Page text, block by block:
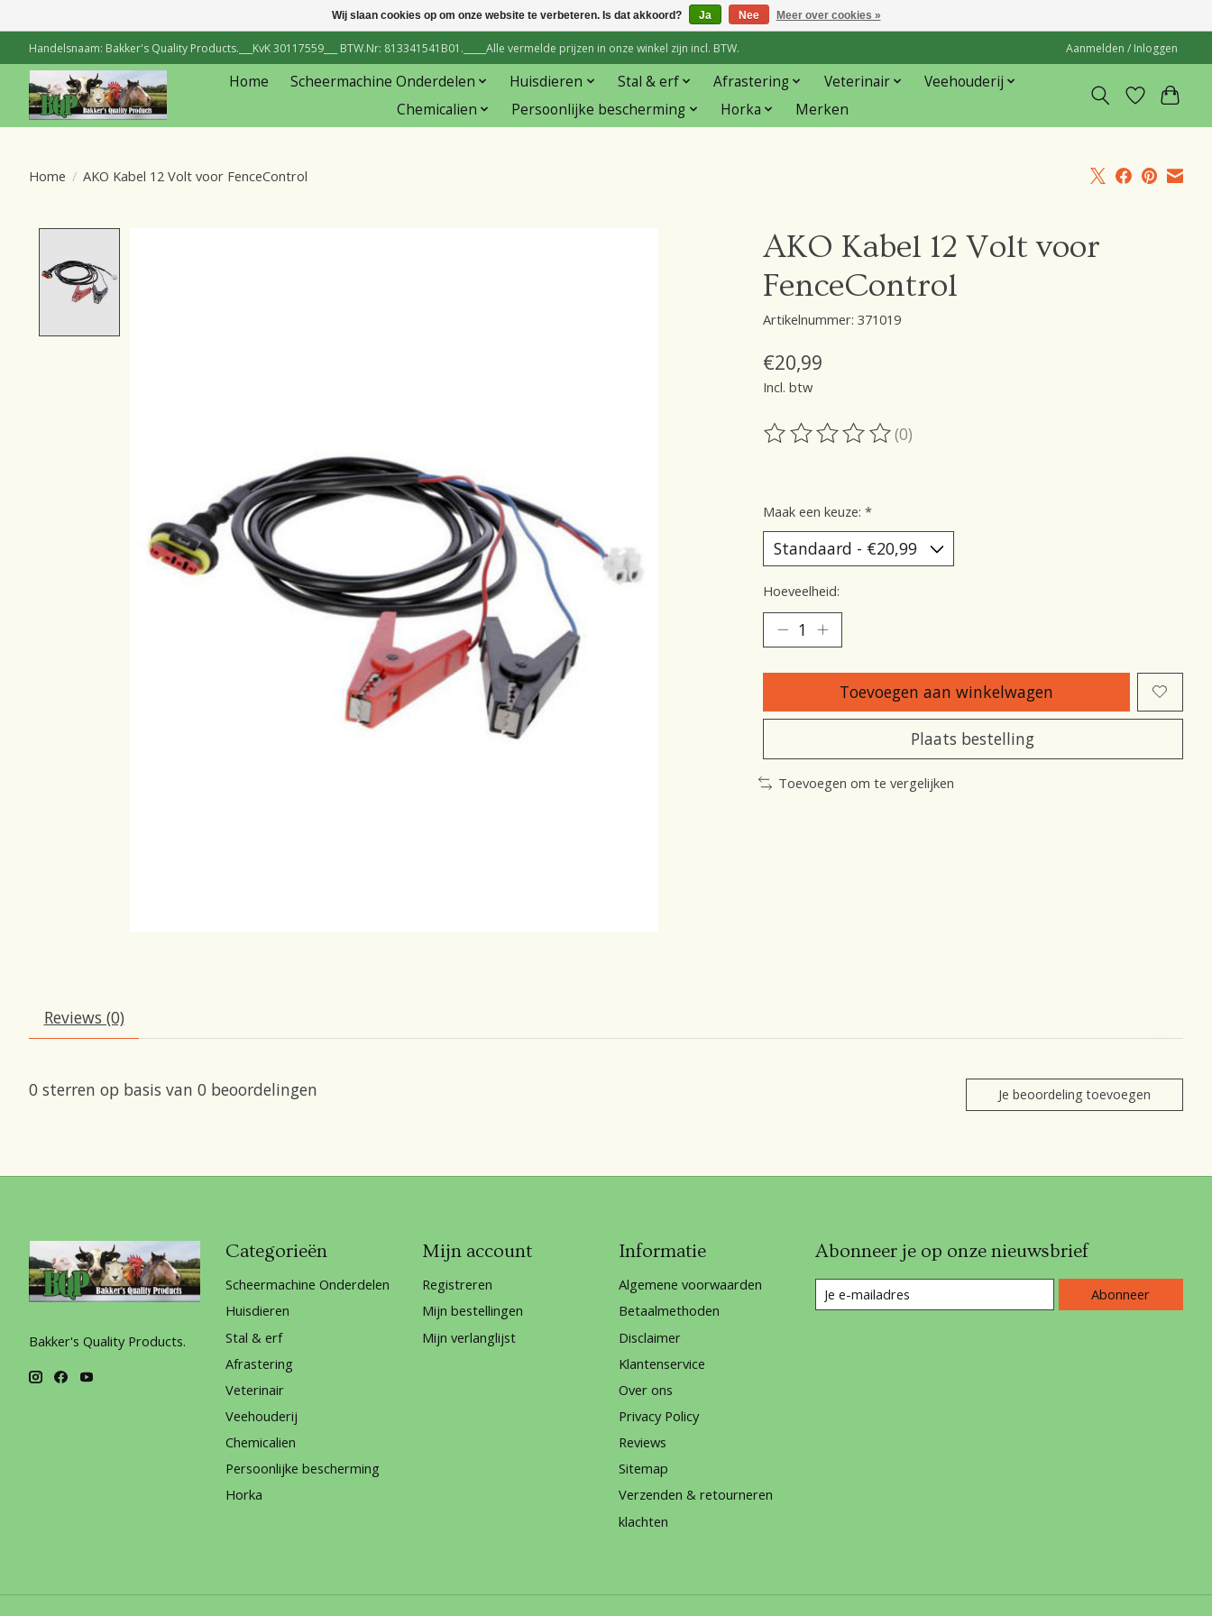
Handelsnaam: Bakker's Quality Products.___KvK 30117559___ BTW.Nr: 813341541B01._____Alle vermelde prijzen in onze winkel zijn incl. BTW. Aanmelden / Inloggen
Home Scheermachine Onderdelen Huisdieren Stal & erf Afrastering Veterinair
Veehouderij
Chemicalien
Persoonlijke bescherming Horka Merken
Home / AKO Kabel 12 Volt voor FenceControl
AKO Kabel 12 Volt voor
FenceControl
Artikelnummer: 371019
€20,99
Incl. btw
De beoordeling van dit product is
(0)
Maak een keuze: *
Hoeveelheid:
Toevoegen aan winkelwagen
Plaats bestelling
Toevoegen om te vergelijken
Reviews (0)
0 sterren op basis van 0 beoordelingen Je beoordeling toevoegen
Bakker's Quality Products.
Categorieën
Scheermachine Onderdelen
Huisdieren
Stal & erf
Afrastering
Veterinair
Veehouderij
Chemicalien
Persoonlijke bescherming
Horka
Mijn account
Registreren
Mijn bestellingen
Mijn verlanglijst
Informatie
Algemene voorwaarden
Betaalmethoden
Disclaimer
Klantenservice
Over ons
Privacy Policy
Reviews
Sitemap
Verzenden & retourneren
klachten
Abonneer je op onze nieuwsbrief
Abonneer
Wij slaan cookies op om onze website te verbeteren. Is dat akkoord? Ja Nee Meer over cookies »